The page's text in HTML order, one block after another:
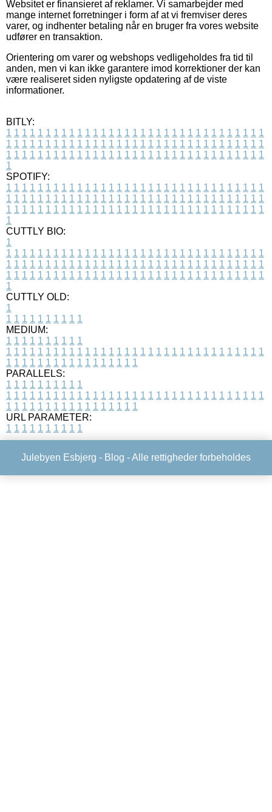
Websitet er finansieret af reklamer. Vi samarbejder med
mange internet forretninger i form af at vi fremviser deres
varer, og indhenter betaling når en bruger fra vores website
udfører en transaktion.
Orientering om varer og webshops vedligeholdes fra tid til
anden, men vi kan ikke garantere imod korrektioner der kan
være realiseret siden nyligste opdatering af de viste
informationer.
BITLY:
1 1 1 1 1 1 1 1 1 1 1 1 1 1 1 1 1 1 1 1 1 1 1 1 1 1 1 1 1 1 1 1 1
1 1 1 1 1 1 1 1 1 1 1 1 1 1 1 1 1 1 1 1 1 1 1 1 1 1 1 1 1 1 1 1 1
1 1 1 1 1 1 1 1 1 1 1 1 1 1 1 1 1 1 1 1 1 1 1 1 1 1 1 1 1 1 1 1 1
1
SPOTIFY:
1 1 1 1 1 1 1 1 1 1 1 1 1 1 1 1 1 1 1 1 1 1 1 1 1 1 1 1 1 1 1 1 1
1 1 1 1 1 1 1 1 1 1 1 1 1 1 1 1 1 1 1 1 1 1 1 1 1 1 1 1 1 1 1 1 1
1 1 1 1 1 1 1 1 1 1 1 1 1 1 1 1 1 1 1 1 1 1 1 1 1 1 1 1 1 1 1 1 1
1
CUTTLY BIO:
1
1 1 1 1 1 1 1 1 1 1 1 1 1 1 1 1 1 1 1 1 1 1 1 1 1 1 1 1 1 1 1 1 1
1 1 1 1 1 1 1 1 1 1 1 1 1 1 1 1 1 1 1 1 1 1 1 1 1 1 1 1 1 1 1 1 1
1 1 1 1 1 1 1 1 1 1 1 1 1 1 1 1 1 1 1 1 1 1 1 1 1 1 1 1 1 1 1 1 1
1
CUTTLY OLD:
1
1 1 1 1 1 1 1 1 1 1
MEDIUM:
1 1 1 1 1 1 1 1 1 1
1 1 1 1 1 1 1 1 1 1 1 1 1 1 1 1 1 1 1 1 1 1 1 1 1 1 1 1 1 1 1 1 1
1 1 1 1 1 1 1 1 1 1 1 1 1 1 1 1 1
PARALLELS:
1 1 1 1 1 1 1 1 1 1
1 1 1 1 1 1 1 1 1 1 1 1 1 1 1 1 1 1 1 1 1 1 1 1 1 1 1 1 1 1 1 1 1
1 1 1 1 1 1 1 1 1 1 1 1 1 1 1 1 1
URL PARAMETER:
1 1 1 1 1 1 1 1 1 1
Julebyen Esbjerg - Blog - Alle rettigheder forbeholdes